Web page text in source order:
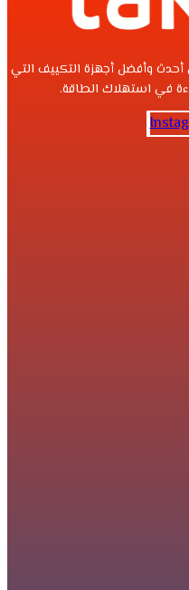
وأفضل أجهزة التكييف التي
في استهلاك الطاقة.